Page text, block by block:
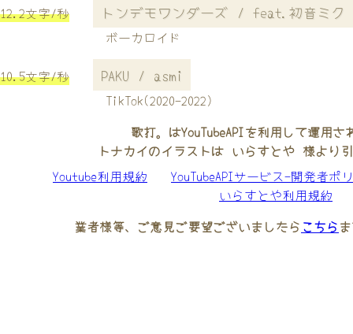
12.2文字/秒 トンデモワンダーズ / feat.初音ミク
ボーカロイド
10.5文字/秒 PAKU / asmi
TikTok(2020-2022)
歌打。はYouTubeAPIを利用して運用さ
トナカイのイラストは いらすとや 様より
Youtube利用規約
YouTubeAPIサービス-開発者ポ
いらすとや利用規約
業者様等、ご意見ご要望ございましたら こちら